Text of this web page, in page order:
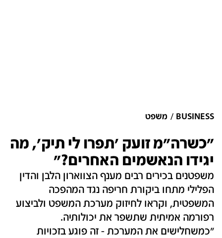
BUSINESS משפט
"כשרה"מ זועק 'תפרו לי תיק', מה
יגידו הנאשמים האחרים?"
משפטנים בכירים רבים מענף הצווארון הלבן והדין
הפלילי מתחו ביקורת חריפה נגד המהפכה
המשפטית, וקראו לחיזוק מערכת המשפט ולביצוע
רפורמה אמיתית שתשפר את יכולותיה.
"כמשחלישים את המערכת - זה פוגע בזכויות